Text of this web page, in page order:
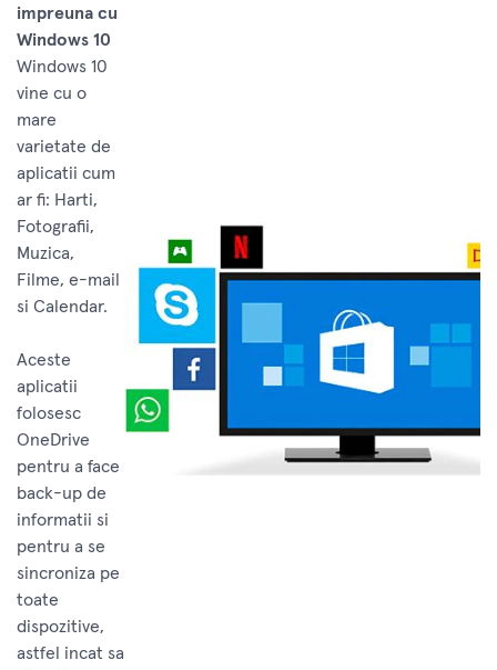
impreuna cu
Windows 10
Windows 10
vine cu o
mare
varietate de
aplicatii cum
ar fi: Harti,
Fotografii,
Muzica,
Filme, e-mail
si Calendar.
Aceste
aplicatii
folosesc
OneDrive
pentru a face
back-up de
informatii si
pentru a se
sincroniza pe
toate
dispozitive,
astfel incat sa